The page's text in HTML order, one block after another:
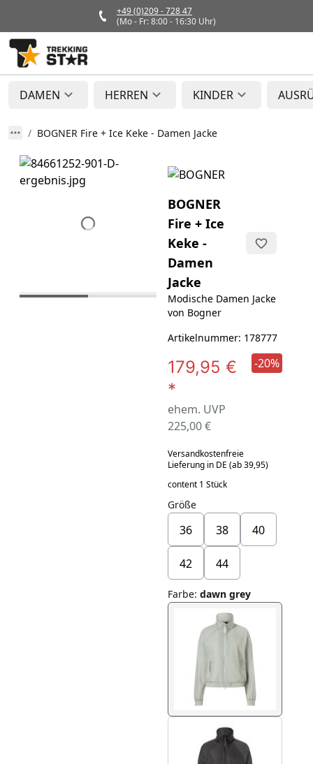
+49 (0)209 - 728 47
(Mo - Fr: 8:00 - 16:30 Uhr)
DAMEN HERREN KINDER
BOGNER Fire + Ice Keke - Damen Jacke
BOGNER
Fire + Ice
Keke -
Damen
Jacke
Modische Damen Jacke
von Bogner
Artikelnummer: 178777
179,95 €
*
ehem. UVP
225,00 €
-20%
Versandkostenfreie
Lieferung in DE (ab 39,95)
content 1 Stück
Größe
36 38 40
42 44
Farbe: dawn grey